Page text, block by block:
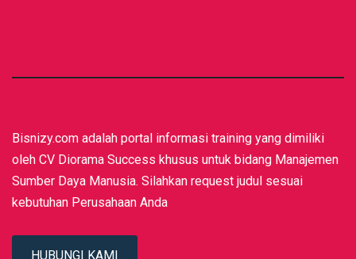
Bisnizy.com adalah portal informasi training yang dimiliki
oleh CV Diorama Success khusus untuk bidang Manajemen
Sumber Daya Manusia. Silahkan request judul sesuai
kebutuhan Perusahaan Anda
HUBUNGI KAMI